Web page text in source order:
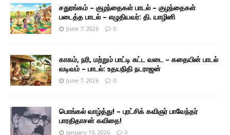
சதுரங்கம் – குழந்தைகள் பாடல் – குழந்தைகள்
படைத்த பாடல் – எழுதியவர்: தி. யாழினி
June 7, 2026 0
காகம், நரி, மற்றும் பாட்டி சுட்ட வடை – கதையின் பாடல்
வடிவம் – பாடல்: உதயநிதி நடராஜன்
June 7, 2026 0
பொங்கல் வாழ்த்து! – புரட்சிக் கவிஞர் பாவேந்தர்
பாரதிதாசன் கவிதை!
January 15, 2026 0